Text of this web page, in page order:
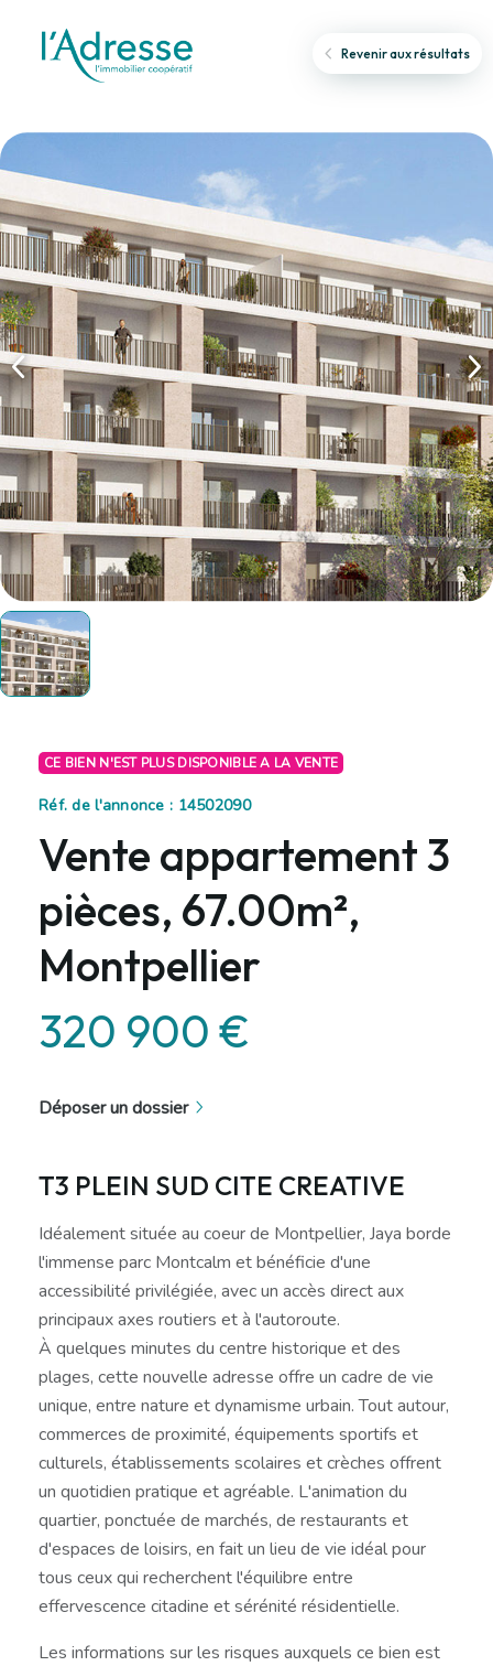
Revenir aux résultats
CE BIEN N'EST PLUS DISPONIBLE A LA VENTE
Réf. de l'annonce : 14502090
Vente appartement 3
pièces, 67.00m²,
Montpellier
320 900 €
Déposer un dossier
T3 PLEIN SUD CITE CREATIVE
Idéalement située au coeur de Montpellier, Jaya borde
l'immense parc Montcalm et bénéficie d'une
accessibilité privilégiée, avec un accès direct aux
principaux axes routiers et à l'autoroute.
À quelques minutes du centre historique et des
plages, cette nouvelle adresse offre un cadre de vie
unique, entre nature et dynamisme urbain. Tout autour,
commerces de proximité, équipements sportifs et
culturels, établissements scolaires et crèches offrent
un quotidien pratique et agréable. L'animation du
quartier, ponctuée de marchés, de restaurants et
d'espaces de loisirs, en fait un lieu de vie idéal pour
tous ceux qui recherchent l'équilibre entre
effervescence citadine et sérénité résidentielle.
Les informations sur les risques auxquels ce bien est